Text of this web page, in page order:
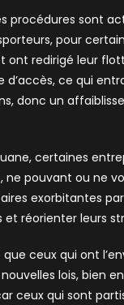
procédures sont
pour
ont redirigé leur
d’accès, ce qui
donc un
certaines
pouvant ou ne
exorbitantes
et réorienter leurs
ceux qui ont
lois, bien
ceux qui sont